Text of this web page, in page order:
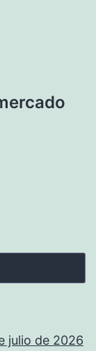
julio de 2026